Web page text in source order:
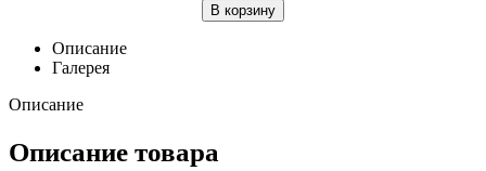
В корзину
Описание
Галерея
Описание
Описание товара